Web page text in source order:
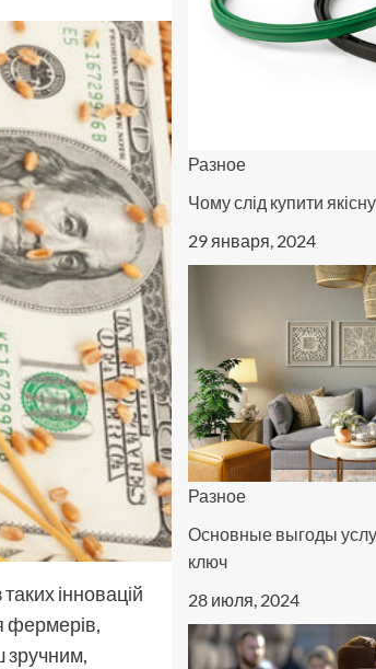
інновацій
фермерів,
зручним,
Разное
Чому слід купити
29 января, 2024
Разное
Основные выгоды
ключ
28 июля, 2024